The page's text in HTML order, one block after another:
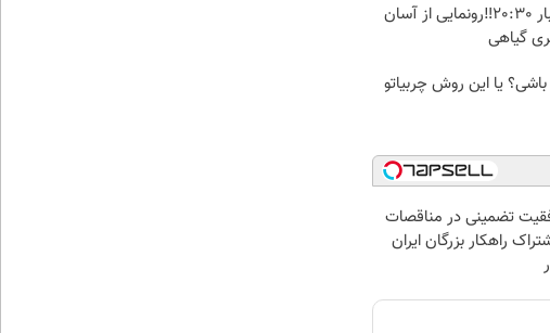
پخش زنده اخبار 20:30‼️رونمایی از آسان
گیاهی
یا این روش چربیاتو
تضمینی در مناقصات
راهکار بزرگان ایران